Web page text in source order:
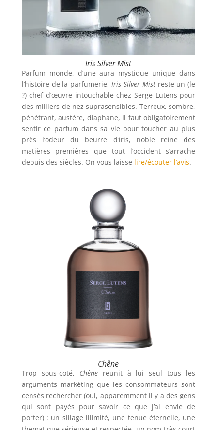
Iris Silver Mist
Parfum monde, d’une aura mystique unique dans
l’histoire de la parfumerie, Iris Silver Mistreste un (le
?) chef d’œuvre intouchable chez Serge Lutens pour
des milliers de nez suprasensibles. Terreux, sombre,
pénétrant, austère, diaphane, il faut obligatoirement
sentir ce parfum dans sa vie pour toucher au plus
près l’odeur du beurre d’iris, noble reine des
matières premières que tout l’occident s’arrache
depuis des siècles. On vous laisse lire/écouter l’avis.
Chêne
Trop sous-coté, Chêneréunit à lui seul tous les
arguments markéting que les consommateurs sont
censés rechercher (oui, apparemment il y a des gens
qui sont payés pour savoir ce que j’ai envie de
porter) : un sillage illimité, une tenue éternelle, une